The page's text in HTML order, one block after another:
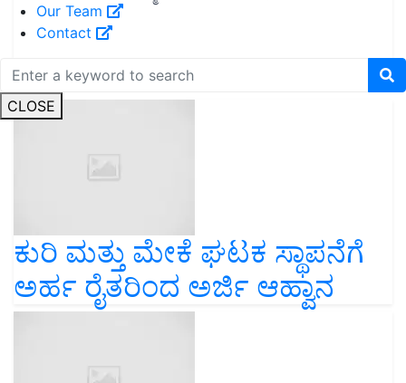
Our Team
Contact
CLOSE
Read next
ಕುರಿ ಮತ್ತು ಮೇಕೆ ಘಟಕ ಸ್ಥಾಪನೆಗೆ
ಅರ್ಹ ರೈತರಿಂದ ಅರ್ಜಿ ಆಹ್ವಾನ